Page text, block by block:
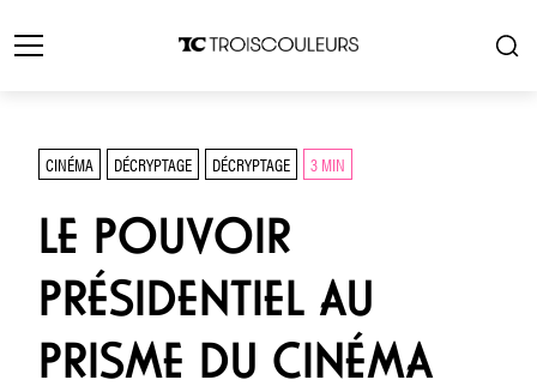
CINÉMA DÉCRYPTAGE DÉCRYPTAGE 3 MIN
LE POUVOIR
PRÉSIDENTIEL AU
PRISME DU CINÉMA